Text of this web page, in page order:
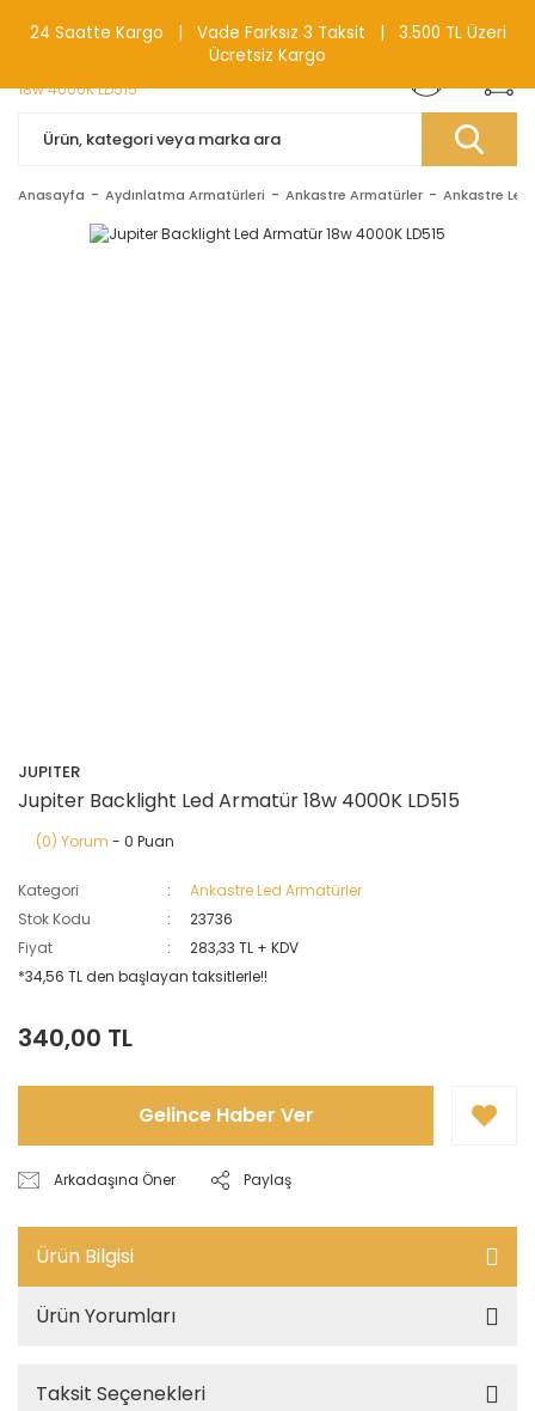
0(212) 240 87 88
Anasayfa Aydınlatma Armatürleri Ankastre Armatürler Ankastre
JUPITER
Jupiter Backlight Led Armatür 18w 4000K LD515
(0) Yorum - 0 Puan
Kategori
Ankastre Led Armatürler
Stok Kodu
23736
Fiyat
283,33 TL + KDV
*34,56 TL den başlayan taksitlerle!!
340,00 TL
Gelince Haber Ver
Arkadaşına Öner Paylaş
Ürün Bilgisi
Ürün Yorumları
Taksit Seçenekleri
24 Saatte Kargo | Vade Farksız 3 Taksit | 3.500 TL Üzeri
Ücretsiz Kargo